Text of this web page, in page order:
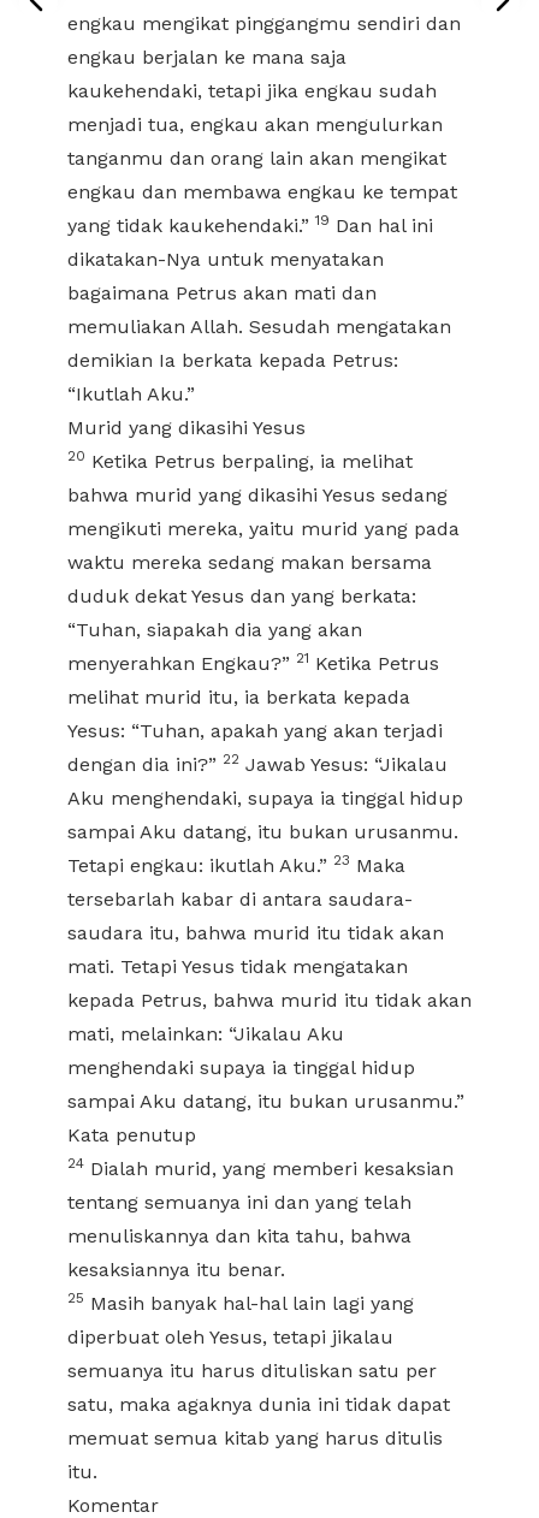
engkau mengikat pinggangmu sendiri dan
engkau berjalan ke mana saja
kaukehendaki, tetapi jika engkau sudah
menjadi tua, engkau akan mengulurkan
tanganmu dan orang lain akan mengikat
engkau dan membawa engkau ke tempat
yang tidak kaukehendaki.”19 Dan hal ini
dikatakan-Nya untuk menyatakan
bagaimana Petrus akan mati dan
memuliakan Allah. Sesudah mengatakan
demikian Ia berkata kepada Petrus:
“Ikutlah Aku.”
Murid yang dikasihi Yesus
20 Ketika Petrus berpaling, ia melihat
bahwa murid yang dikasihi Yesus sedang
mengikuti mereka, yaitu murid yang pada
waktu mereka sedang makan bersama
duduk dekat Yesus dan yang berkata:
“Tuhan, siapakah dia yang akan
menyerahkan Engkau?” 21 Ketika Petrus
melihat murid itu, ia berkata kepada
Yesus: “Tuhan, apakah yang akan terjadi
dengan dia ini?” 22 Jawab Yesus: “Jikalau
Aku menghendaki, supaya ia tinggal hidup
sampai Aku datang, itu bukan urusanmu.
Tetapi engkau: ikutlah Aku.” 23 Maka
tersebarlah kabar di antara saudara-
saudara itu, bahwa murid itu tidak akan
mati. Tetapi Yesus tidak mengatakan
kepada Petrus, bahwa murid itu tidak akan
mati, melainkan: “Jikalau Aku
menghendaki supaya ia tinggal hidup
sampai Aku datang, itu bukan urusanmu.”
Kata penutup
24 Dialah murid, yang memberi kesaksian
tentang semuanya ini dan yang telah
menuliskannya dan kita tahu, bahwa
kesaksiannya itu benar.
25 Masih banyak hal-hal lain lagi yang
diperbuat oleh Yesus, tetapi jikalau
semuanya itu harus dituliskan satu per
satu, maka agaknya dunia ini tidak dapat
memuat semua kitab yang harus ditulis
itu.
Komentar